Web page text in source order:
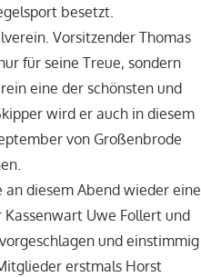
besetzt.
Vorsitzender Thomas
für seine Treue, sondern
eine der schönsten und
wird er auch in diesem
von Großenbrode
diesem Abend wieder eine
Uwe Follert und
und einstimmig
erstmals Horst